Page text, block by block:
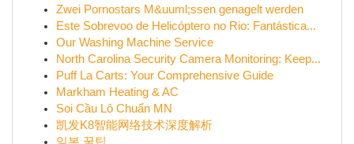
Zwei Pornostars M&uuml;ssen genagelt werden
Este Sobrevoo de Helicóptero no Rio: Fantástica...
Our Washing Machine Service
North Carolina Security Camera Monitoring: Keep...
Puff La Carts: Your Comprehensive Guide
Markham Heating & AC
Soi Cầu Lô Chuẩn MN
凯发K8智能网络技术深度解析